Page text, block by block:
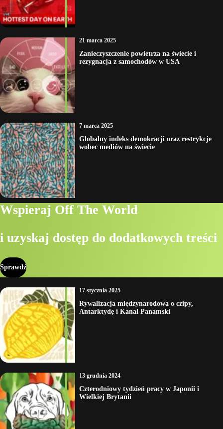
21 marca 2025
Zanieczyszczenie powietrza na świecie i
rezygnacja z samochodów w USA
7 marca 2025
Globalny indeks demokracji oraz restrykcje
wobec mediów na świecie
Wspieraj Off The World
i uzyskaj dostęp do dodatkowych treści
Sprawdź
17 stycznia 2025
Rywalizacja międzynarodowa o czipy,
Antarktydę i Kanał Panamski
13 grudnia 2024
Czterodniowy tydzień pracy w Japonii i
Wielkiej Brytanii